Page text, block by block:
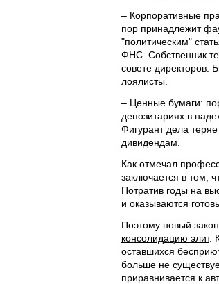
– Корпоративные
пор принадлежит
"политическим"
ФНС. Собственник
совете директоров.
лоялисты.
– Ценные бумаги:
депозитариях в
Фигурант дела
дивидендам.
Как отмечал
заключается в том,
Потратив годы на
и оказываются
Поэтому новый
консолидацию элит.
оставшихся
больше не
приравнивается к